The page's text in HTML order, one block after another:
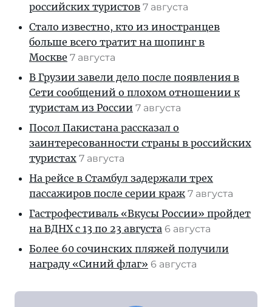
российских туристов 7 августа
Стало известно, кто из иностранцев
больше всего тратит на шопинг в
Москве 7 августа
В Грузии завели дело после появления в
Сети сообщений о плохом отношении к
туристам из России 7 августа
Посол Пакистана рассказал о
заинтересованности страны в российских
туристах 7 августа
На рейсе в Стамбул задержали трех
пассажиров после серии краж 7 августа
Гастрофестиваль «Вкусы России» пройдет
на ВДНХ с 13 по 23 августа 6 августа
Более 60 сочинских пляжей получили
награду «Синий флаг» 6 августа